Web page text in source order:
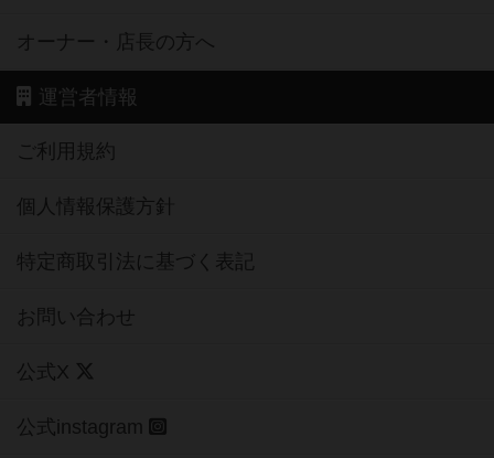
オーナー・店長の方へ
運営者情報
ご利用規約
個人情報保護方針
特定商取引法に基づく表記
お問い合わせ
公式X
公式instagram